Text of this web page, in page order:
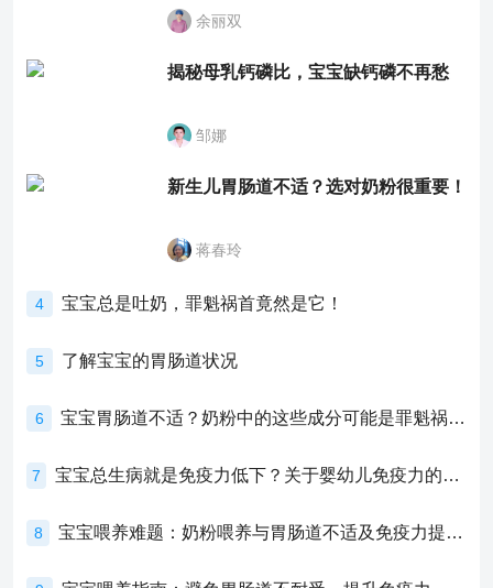
余丽双
揭秘母乳钙磷比，宝宝缺钙磷不再愁
邹娜
新生儿胃肠道不适？选对奶粉很重要！
蒋春玲
4 宝宝总是吐奶，罪魁祸首竟然是它！
5 了解宝宝的胃肠道状况
6 宝宝胃肠道不适？奶粉中的这些成分可能是罪魁祸首！
7 宝宝总生病就是免疫力低下？关于婴幼儿免疫力的真相，家长必须了解！
8 宝宝喂养难题：奶粉喂养与胃肠道不适及免疫力提升的奥秘